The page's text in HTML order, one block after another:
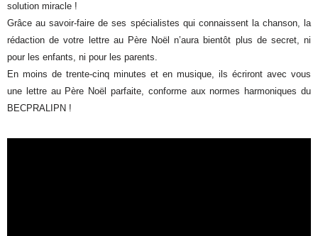
solution miracle !
Grâce au savoir-faire de ses spécialistes qui connaissent la chanson, la
rédaction de votre lettre au Père Noël n’aura bientôt plus de secret, ni
pour les enfants, ni pour les parents.
En moins de trente-cinq minutes et en musique, ils écriront avec vous
une lettre au Père Noël parfaite, conforme aux normes harmoniques du
BECPRALIPN !